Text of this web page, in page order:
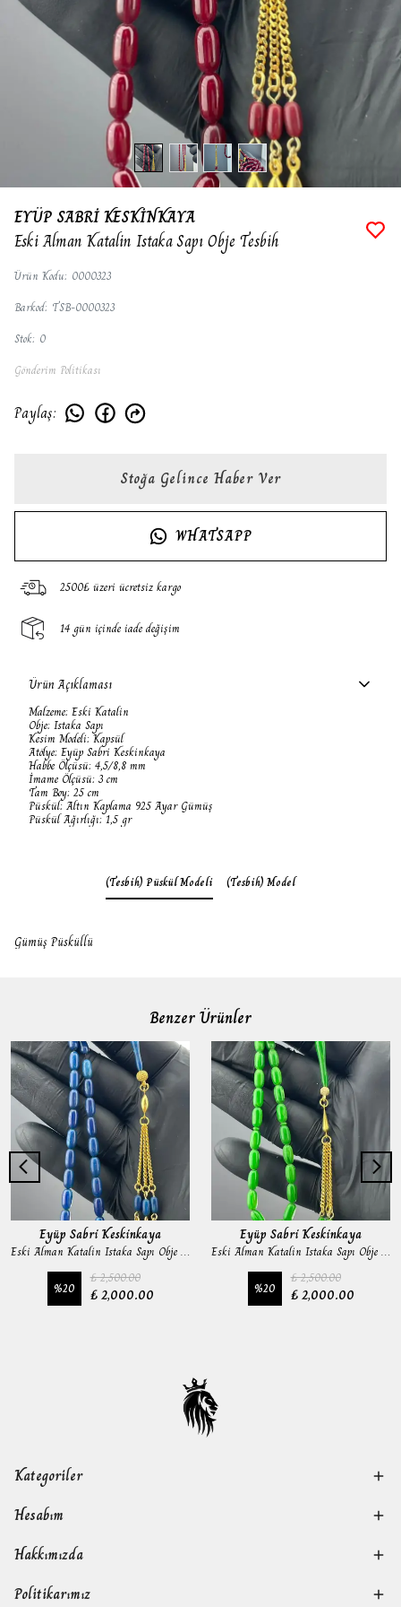
EYÜP SABRİ KESKİNKAYA
Eski Alman Katalin Istaka Sapı Obje Tesbih
Ürün Kodu: 0000323
Barkod: TSB-0000323
Stok: 0
Gönderim Politikası
Paylaş:
Stoğa Gelince Haber Ver
WHATSAPP
2500₺ üzeri ücretsiz kargo
14 gün içinde iade değişim
Ürün Açıklaması
Malzeme: Eski Katalin
Obje: Istaka Sapı
Kesim Modeli: Kapsül
Atölye: Eyüp Sabri Keskinkaya
Habbe Ölçüsü: 4,5/8,8 mm
İmame Ölçüsü: 3 cm
Tam Boy: 25 cm
Püskül: Altın Kaplama 925 Ayar Gümüş
Püskül Ağırlığı: 1,5 gr
(Tesbih) Püskül Modeli (Tesbih) Model
Gümüş Püsküllü
Benzer Ürünler
Eyüp Sabri Keskinkaya
Eski Alman Katalin Istaka Sapı Obje Tesbih
%20
₺ 2,500.00
₺ 2,000.00
Eyüp Sabri Keskinkaya
Eski Alman Katalin Istaka Sapı Obje Tesbih
%20
₺ 2,500.00
₺ 2,000.00
Kategoriler
Hesabım
Hakkımızda
Politikarımız